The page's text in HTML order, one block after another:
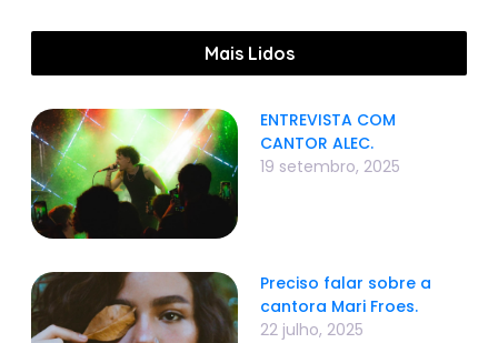
Mais Lidos
ENTREVISTA COM
CANTOR ALEC.
19 setembro, 2025
Preciso falar sobre a
cantora Mari Froes.
22 julho, 2025